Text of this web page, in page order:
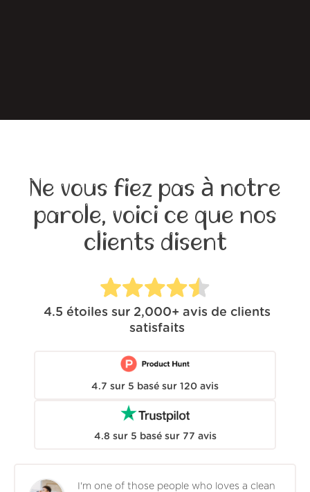
Ne vous fiez pas à notre
parole, voici ce que nos
clients disent
4.5 étoiles sur 2,000+ avis de clients
satisfaits
4.7 sur 5 basé sur 120 avis
4.8 sur 5 basé sur 77 avis
I'm one of those people who loves a clean